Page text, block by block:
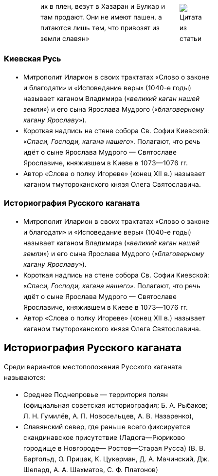
их в плен, везут в Хазаран и Булкар и
там продают. Они не имеют пашен, а
питаются лишь тем, что привозят из
земли славян»
Киевская Русь
Митрополит Иларион в своих трактатах «Слово о законе
и благодати» и «Исповедание веры» (1040-е годы)
называет каганом Владимира («великий каган нашей
земли») и его сына Ярослава Мудрого («благоверному
кагану Ярославу»).
Короткая надпись на стене собора Св. Софии Киевской:
«Спаси, Господи, кагана нашего». Полагают, что речь
идёт о сыне Ярослава Мудрого — Святославе
Ярославиче, княжившем в Киеве в 1073—1076 гг.
Автор «Слова о полку Игореве» (конец XII в.) называет
каганом тмутороканского князя Олега Святославича.
Историография Русского каганата
Митрополит Иларион в своих трактатах «Слово о законе
и благодати» и «Исповедание веры» (1040-е годы)
называет каганом Владимира («великий каган нашей
земли») и его сына Ярослава Мудрого («благоверному
кагану Ярославу»).
Короткая надпись на стене собора Св. Софии Киевской:
«Спаси, Господи, кагана нашего». Полагают, что речь
идёт о сыне Ярослава Мудрого — Святославе
Ярославиче, княжившем в Киеве в 1073—1076 гг.
Автор «Слова о полку Игореве» (конец XII в.) называет
каганом тмутороканского князя Олега Святославича.
Историография Русского каганата
Среди вариантов местоположения Русского каганата
называются:
Среднее Поднепровье — территория полян
(официальная советская историография; Б. А. Рыбаков;
Л. Н. Гумилёв, А. П. Новосельцев, А. В. Назаренко),
Славянский север, где раньше всего фиксируется
скандинавское присутствие (Ладога—Рюриково
городище в Новгороде— Ростов—Старая Русса) (В. В.
Бартольд, О. Прицак, К. Цукерман, Д. А. Мачинский, Дж.
Шепард, А. А. Шахматов, С. Ф. Платонов)